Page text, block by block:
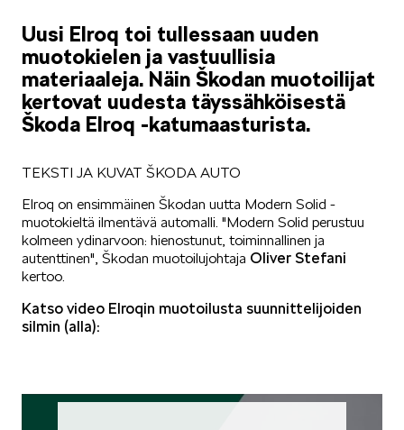
Uusi Elroq toi tullessaan uuden
muotokielen ja vastuullisia
materiaaleja. Näin Škodan muotoilijat
kertovat uudesta täyssähköisestä
Škoda Elroq -katumaasturista.
TEKSTI JA KUVAT ŠKODA AUTO
Elroq on ensimmäinen Škodan uutta Modern Solid -
muotokieltä ilmentävä automalli. "Modern Solid perustuu
kolmeen ydinarvoon: hienostunut, toiminnallinen ja
autenttinen", Škodan muotoilujohtaja Oliver Stefani
kertoo.
Katso video Elroqin muotoilusta suunnittelijoiden
silmin (alla):